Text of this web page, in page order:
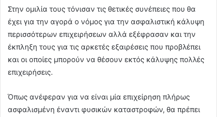
Στην ομιλία τους τόνισαν τις θετικές συνέπειες που θα
έχει για την αγορά ο νόμος για την ασφαλιστική κάλυψη
περισσότερων επιχειρήσεων αλλά εξέφρασαν και την
έκπληξη τους για τις αρκετές εξαιρέσεις που προβλέπει
και οι οποίες μπορούν να θέσουν εκτός κάλυψης πολλές
επιχειρήσεις.
Όπως ανέφεραν για να είναι μία επιχείρηση πλήρως
ασφαλισμένη έναντι φυσικών καταστροφών, θα πρέπει